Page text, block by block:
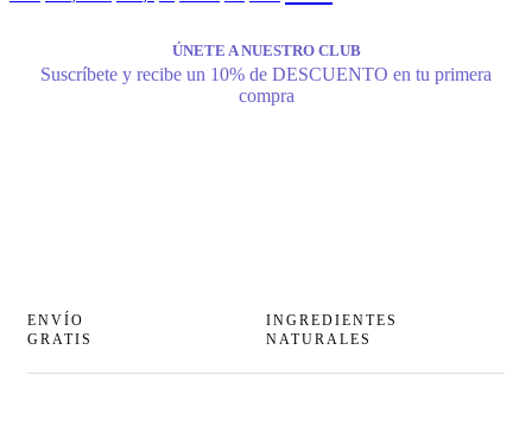
ÚNETE A NUESTRO CLUB
Suscríbete y recibe un 10% de DESCUENTO en tu primera
compra
ENVÍO
GRATIS
INGREDIENTES
NATURALES